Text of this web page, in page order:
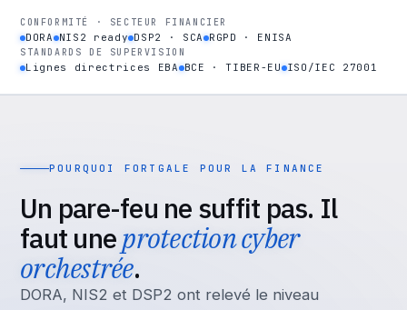
CONFORMITÉ · SECTEUR FINANCIER
DORA NIS2 ready DSP2 · SCA RGPD · ENISA
STANDARDS DE SUPERVISION
Lignes directrices EBA BCE · TIBER-EU ISO/IEC 27001
POURQUOI FORTGALE POUR LA FINANCE
Un pare-feu ne suffit pas. Il
faut uneprotection cyber
orchestrée.
DORA, NIS2 et DSP2 ont relevé le niveau